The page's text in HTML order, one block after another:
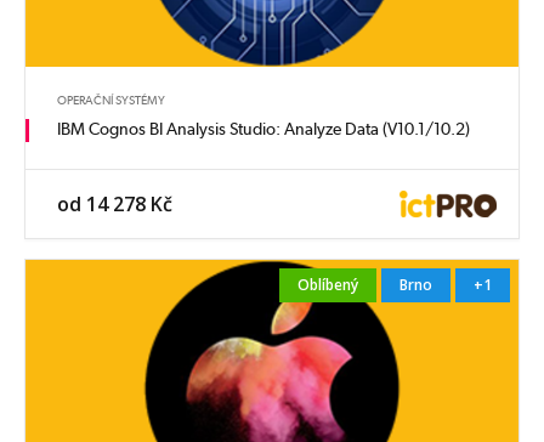
OPERAČNÍ SYSTÉMY
IBM Cognos BI Analysis Studio: Analyze Data (V10.1/10.2)
od 14 278 Kč
Oblíbený Brno +1